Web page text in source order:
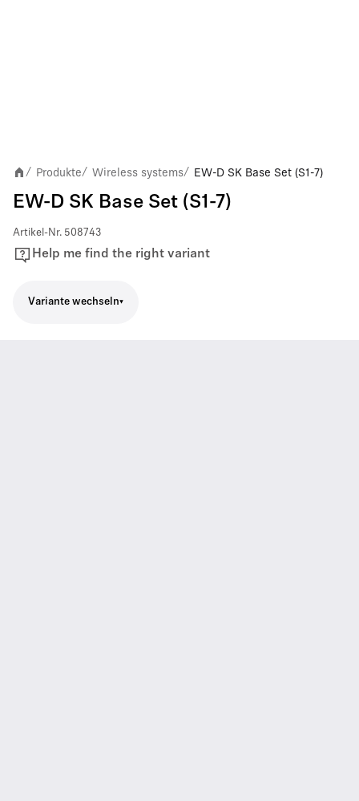
/ Produkte/ Wireless systems/ EW-D SK Base Set (S1-7)
EW-D SK Base Set (S1-7)
Artikel-Nr. 508743
Help me find the right variant
Variante wechseln